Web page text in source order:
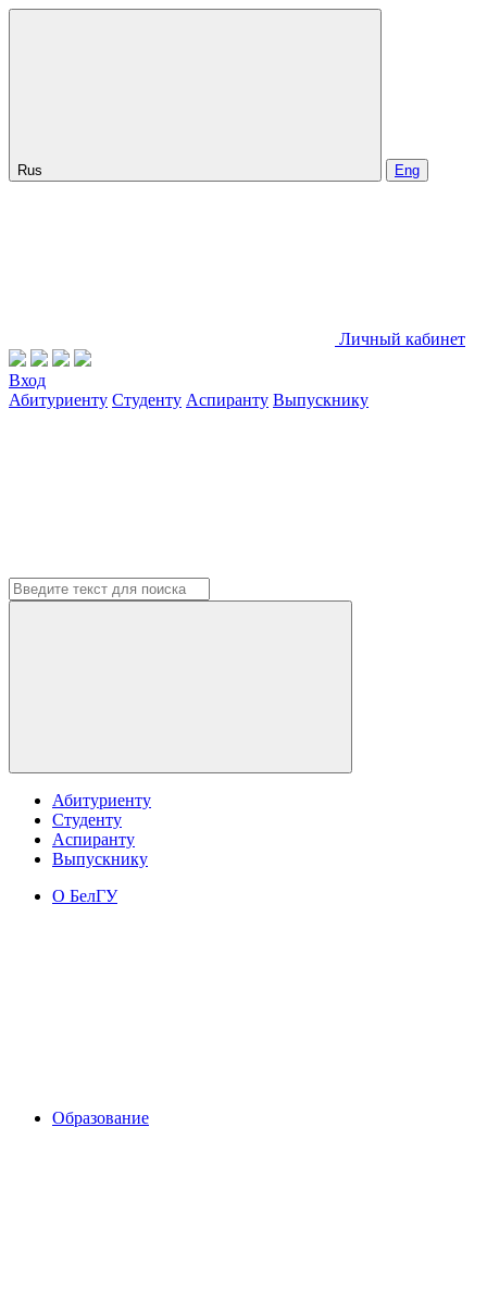
Rus Eng
Личный кабинет
Вход
Абитуриенту Студенту Аспиранту Выпускнику
Абитуриенту
Студенту
Аспиранту
Выпускнику
О БелГУ
Образование